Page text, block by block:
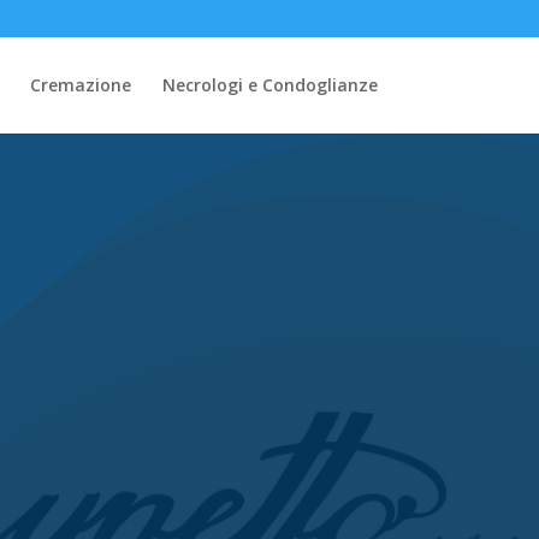
Cremazione Necrologi e Condoglianze